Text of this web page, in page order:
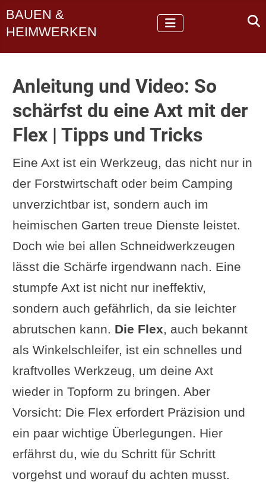
BAUEN &
HEIMWERKEN
Anleitung und Video: So
schärfst du eine Axt mit der
Flex | Tipps und Tricks
Eine Axt ist ein Werkzeug, das nicht nur in
der Forstwirtschaft oder beim Camping
unverzichtbar ist, sondern auch im
heimischen Garten treue Dienste leistet.
Doch wie bei allen Schneidwerkzeugen
lässt die Schärfe irgendwann nach. Eine
stumpfe Axt ist nicht nur ineffektiv,
sondern auch gefährlich, da sie leichter
abrutschen kann. Die Flex, auch bekannt
als Winkelschleifer, ist ein schnelles und
kraftvolles Werkzeug, um deine Axt
wieder in Topform zu bringen. Aber
Vorsicht: Die Flex erfordert Präzision und
ein paar wichtige Überlegungen. Hier
erfährst du, wie du Schritt für Schritt
vorgehst und worauf du achten musst.